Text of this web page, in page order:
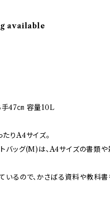
available
手47㎝ 容量10L
りA4サイズ。
バッグ(M)は、A4サイズの書類
いるので、かさばる資料や教科